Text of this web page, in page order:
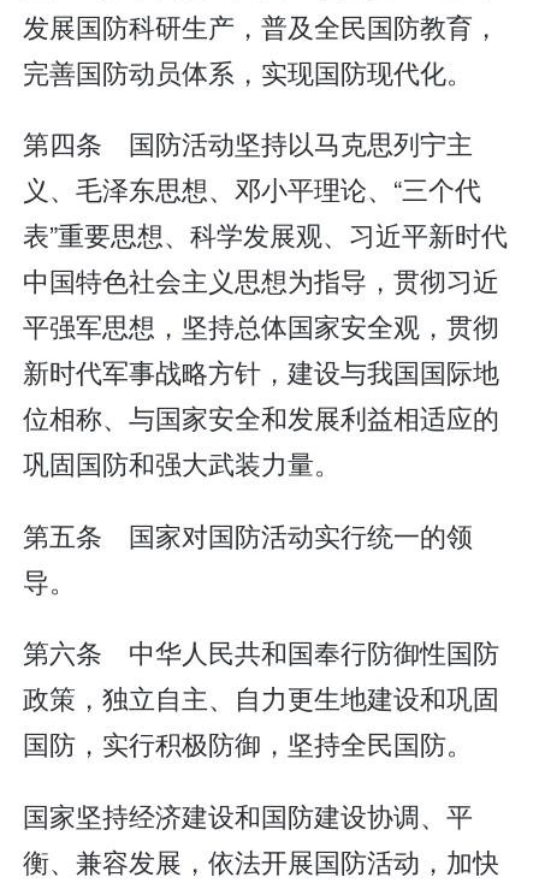
发展国防科研生产，普及全民国防教育，
完善国防动员体系，实现国防现代化。
第四条 国防活动坚持以马克思列宁主
义、毛泽东思想、邓小平理论、“三个代
表”重要思想、科学发展观、习近平新时代
中国特色社会主义思想为指导，贯彻习近
平强军思想，坚持总体国家安全观，贯彻
新时代军事战略方针，建设与我国国际地
位相称、与国家安全和发展利益相适应的
巩固国防和强大武装力量。
第五条 国家对国防活动实行统一的领
导。
第六条 中华人民共和国奉行防御性国防
政策，独立自主、自力更生地建设和巩固
国防，实行积极防御，坚持全民国防。
国家坚持经济建设和国防建设协调、平
衡、兼容发展，依法开展国防活动，加快